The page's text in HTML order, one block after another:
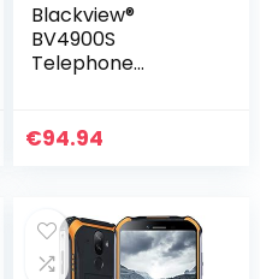
Blackview®
BV4900S
Telephone
(32Go ROM/SD
Caméra 8MP)
Android 11
€94.94